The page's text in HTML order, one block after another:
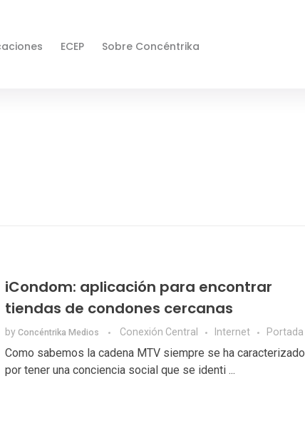
ECEP Sobre Concéntrika
iCondom: aplicación para encontrar
tiendas de condones cercanas
by Concéntrika Medios Conexión Central Internet Portada
Como sabemos la cadena MTV siempre se ha caracterizado
por tener una conciencia social que se identi ...